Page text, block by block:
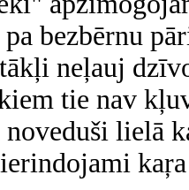
bezbērnu
neļauj
tie nav
noveduši lielā